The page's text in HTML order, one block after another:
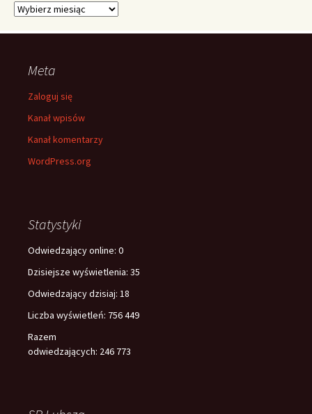
Archiwa
Meta
Zaloguj się
Kanał wpisów
Kanał komentarzy
WordPress.org
Statystyki
Odwiedzający online: 0
Dzisiejsze wyświetlenia: 35
Odwiedzający dzisiaj: 18
Liczba wyświetleń: 756 449
Razem
odwiedzających: 246 773